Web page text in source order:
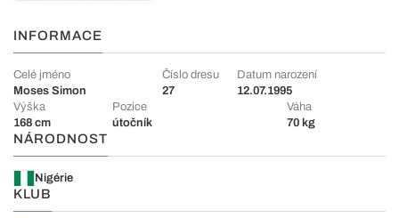
INFORMACE
Celé jméno
Moses Simon
Číslo dresu
27
Datum narození
12.07.1995
Výška
168 cm
Pozice
útočník
Váha
70 kg
NÁRODNOST
Nigérie
KLUB